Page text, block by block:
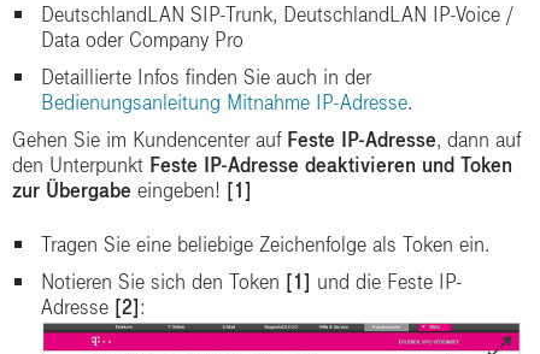
DeutschlandLAN SIP-Trunk, DeutschlandLAN IP-Voice /
Data oder Company Pro
Detaillierte Infos finden Sie auch in der
Bedienungsanleitung Mitnahme IP-Adresse.
Gehen Sie im Kundencenter auf Feste IP-Adresse, dann auf
den Unterpunkt Feste IP-Adresse deaktivieren und Token
zur Übergabe eingeben! [1]
Tragen Sie eine beliebige Zeichenfolge als Token ein.
Notieren Sie sich den Token [1] und die Feste IP-
Adresse [2]: